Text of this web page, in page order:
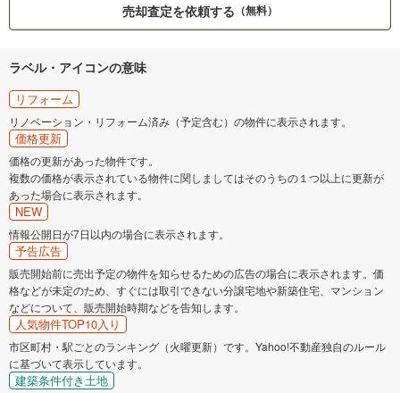
売却査定を依頼する （無料）
ラベル・アイコンの意味
リフォーム
リノベーション・リフォーム済み（予定含む）の物件に表示されます。
価格更新
価格の更新があった物件です。
複数の価格が表示されている物件に関しましてはそのうちの１つ以上に更新が
あった場合に表示されます。
NEW
情報公開日が7日以内の場合に表示されます。
予告広告
販売開始前に売出予定の物件を知らせるための広告の場合に表示されます。価
格などが未定のため、すぐには取引できない分譲宅地や新築住宅、マンション
などについて、販売開始時期などを告知します。
人気物件TOP10入り
市区町村・駅ごとのランキング（火曜更新）です。Yahoo!不動産独自のルール
に基づいて表示しています。
建築条件付き土地